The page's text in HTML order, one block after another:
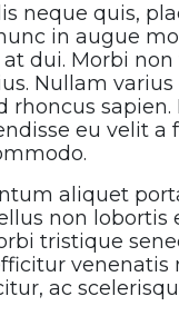
neque quis,
in augue
dui. Morbi
Nullam
rhoncus
eu velit
aliquet
non
tristique
venenatis
ac